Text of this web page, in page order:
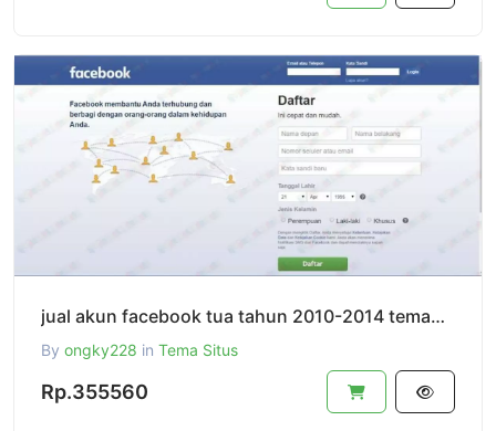
jual akun facebook tua tahun 2010-2014 teman ribuan
By ongky228 in Tema Situs
Rp.355560